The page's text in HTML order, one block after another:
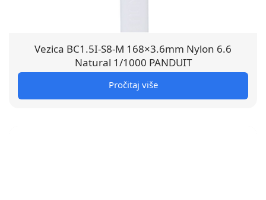
Vezica BC1.5I-S8-M 168×3.6mm Nylon 6.6
Natural 1/1000 PANDUIT
Pročitaj više